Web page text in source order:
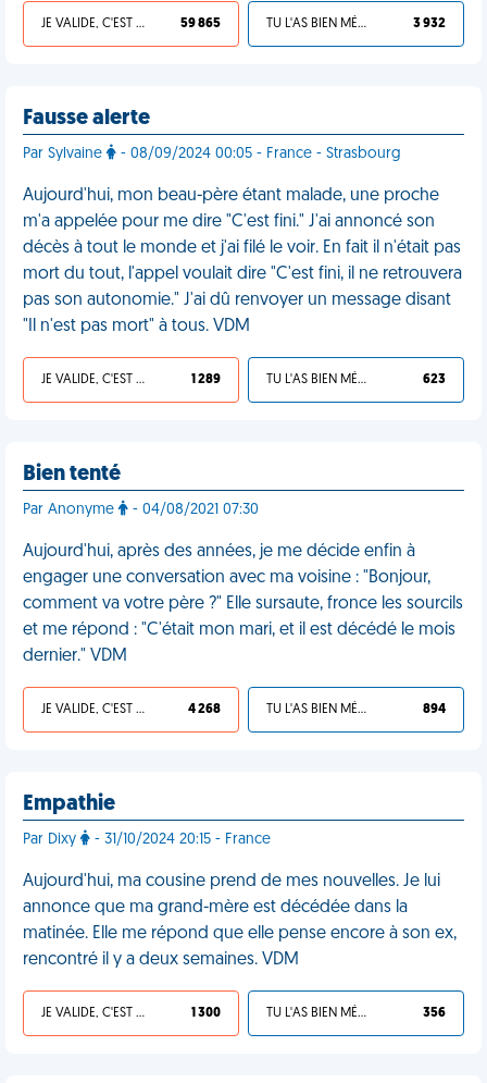
JE VALIDE, C'EST UNE VDM 59 865 TU L'AS BIEN MÉRITÉ 3 932
Fausse alerte
Par Sylvaine - 08/09/2024 00:05 - France - Strasbourg
Aujourd'hui, mon beau-père étant malade, une proche
m'a appelée pour me dire "C'est fini." J'ai annoncé son
décès à tout le monde et j'ai filé le voir. En fait il n'était pas
mort du tout, l'appel voulait dire "C'est fini, il ne retrouvera
pas son autonomie." J'ai dû renvoyer un message disant
"Il n'est pas mort" à tous. VDM
JE VALIDE, C'EST UNE VDM 1 289 TU L'AS BIEN MÉRITÉ 623
Bien tenté
Par Anonyme - 04/08/2021 07:30
Aujourd'hui, après des années, je me décide enfin à
engager une conversation avec ma voisine : "Bonjour,
comment va votre père ?" Elle sursaute, fronce les sourcils
et me répond : "C'était mon mari, et il est décédé le mois
dernier." VDM
JE VALIDE, C'EST UNE VDM 4 268 TU L'AS BIEN MÉRITÉ 894
Empathie
Par Dixy - 31/10/2024 20:15 - France
Aujourd'hui, ma cousine prend de mes nouvelles. Je lui
annonce que ma grand-mère est décédée dans la
matinée. Elle me répond que elle pense encore à son ex,
rencontré il y a deux semaines. VDM
JE VALIDE, C'EST UNE VDM 1 300 TU L'AS BIEN MÉRITÉ 356